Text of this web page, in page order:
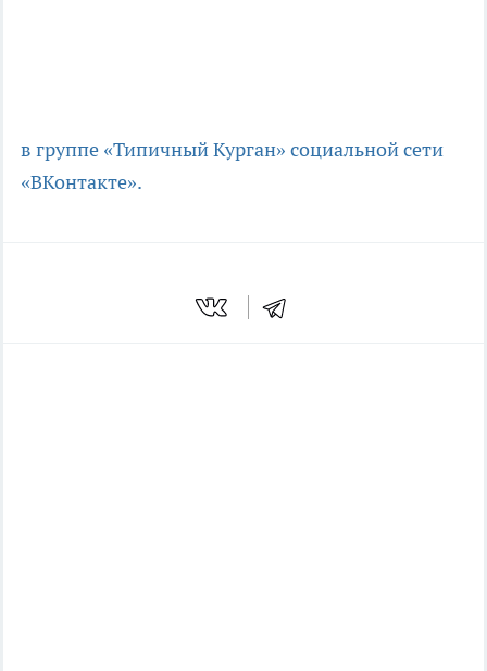
в группе «Типичный Курган» социальной сети
«ВКонтакте».